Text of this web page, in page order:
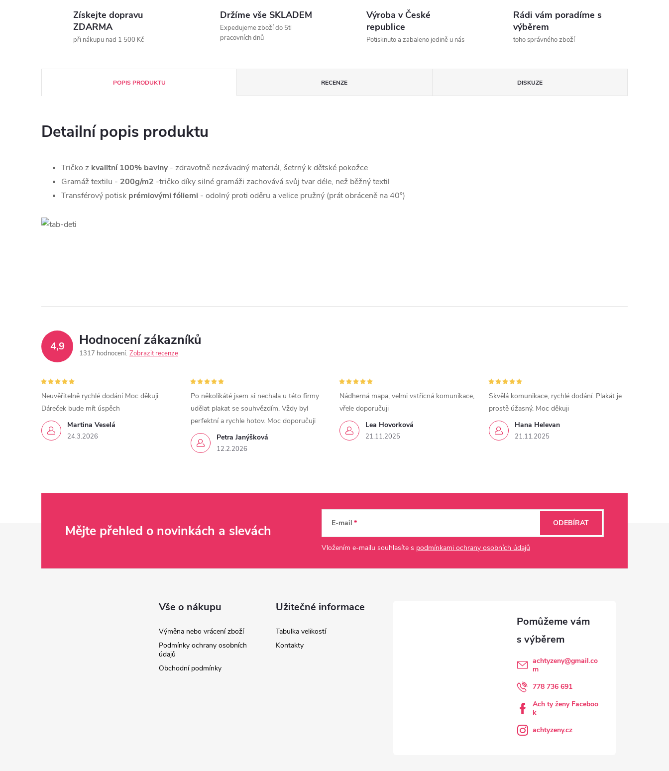
Získejte dopravu
ZDARMA
při nákupu nad 1 500 Kč
Držíme vše SKLADEM
Expedujeme zboží do 5ti
pracovních dnů
Výroba v České
republice
Potisknuto a zabaleno jedině u nás
Rádi vám poradíme s
výběrem
toho správného zboží
POPIS PRODUKTU RECENZE DISKUZE
Detailní popis produktu
Tričko z kvalitní 100% bavlny- zdravotně nezávadný materiál, šetrný k dětské pokožce
Gramáž textilu - 200g/m2 -tričko díky silné gramáži zachovává svůj tvar déle, než běžný textil
Transférový potisk prémiovými fóliemi - odolný proti oděru a velice pružný (prát obráceně na 40°)
4,9 Hodnocení zákazníků
1317 hodnocení Zobrazit recenze
Martina Veselá
24.3.2026
Neuvěřitelně rychlé dodání Moc děkuji
Dáreček bude mít úspěch
Petra Janýšková
12.2.2026
Po několikáté jsem si nechala u této firmy
udělat plakat se souhvězdím. Vždy byl
perfektní a rychle hotov. Moc doporučuji
Lea Hovorková
21.11.2025
Nádherná mapa, velmi vstřícná komunikace,
vřele doporučuji
Hana Helevan
21.11.2025
Skvělá komunikace, rychlé dodání. Plakát je
prostě úžasný. Moc děkuji
Mějte přehled o novinkách a slevách E-mail
Vložením e-mailu souhlasíte s podmínkami ochrany osobních údajů
ODEBÍRAT
Vše o nákupu
Výměna nebo vrácení zboží
Podmínky ochrany osobních
údajů
Obchodní podmínky
Užitečné informace
Tabulka velikostí
Kontakty
achtyzeny@gmail.co
m
778 736 691
Ach ty ženy Faceboo
k
achtyzeny.cz